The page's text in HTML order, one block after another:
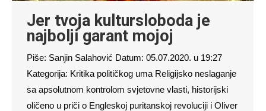
Jer tvoja kultursloboda je
najbolji garant mojoj
Piše: Sanjin Salahović Datum: 05.07.2020. u 19:27
Kategorija: Kritika političkog uma Religijsko neslaganje
sa apsolutnom kontrolom svjetovne vlasti, historijski
oličeno u priči o Engleskoj puritanskoj revoluciji i Oliver